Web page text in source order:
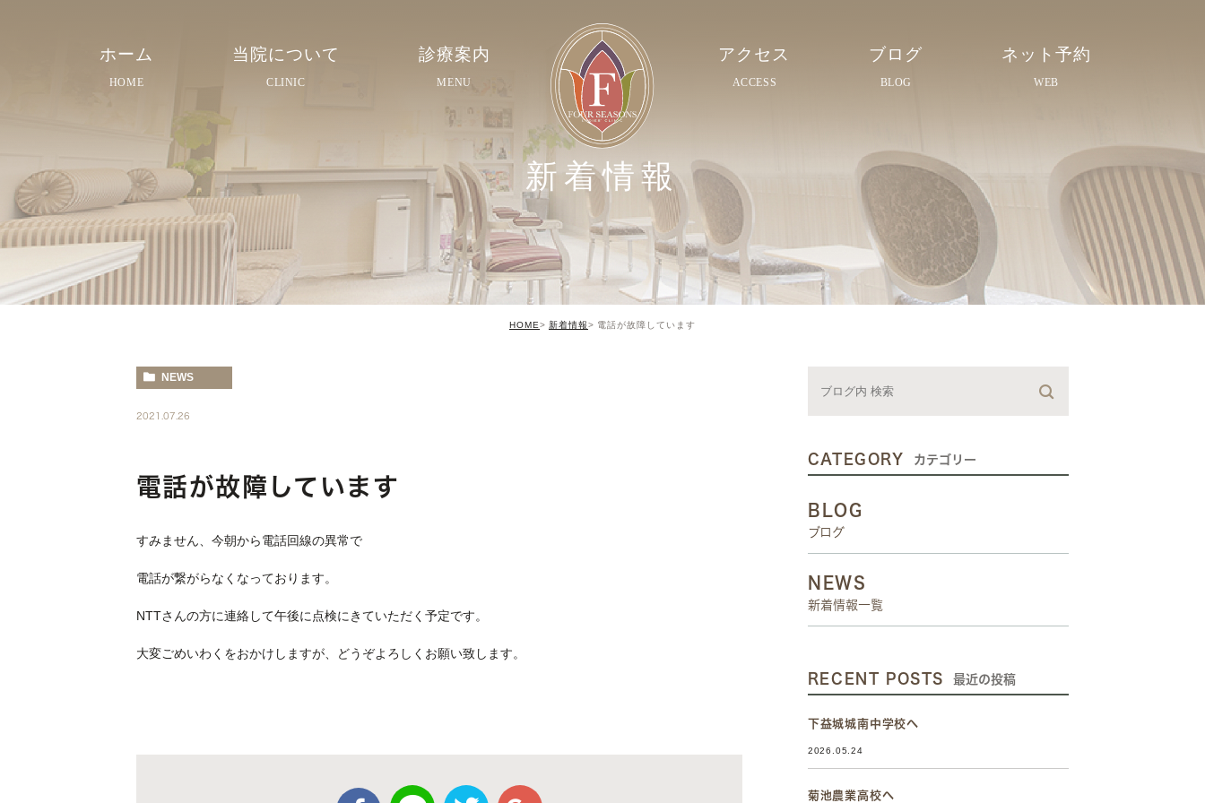
ホーム
HOME
当院について
CLINIC
院内紹介
スタッフ紹介
診療案内
MENU
アクセス
ACCESS
ブログ
BLOG
ネット予約
WEB
新着情報
HOME 新着情報 電話が故障しています
NEWS
2021.07.26
電話が故障しています
すみません、今朝から電話回線の異常で
電話が繋がらなくなっております。
NTTさんの方に連絡して午後に点検にきていただく予定です。
大変ごめいわくをおかけしますが、どうぞよろしくお願い致します。
CATEGORY カテゴリー
BLOG
ブログ
NEWS
新着情報一覧
RECENT POSTS 最近の投稿
下益城城南中学校へ
2026.05.24
菊池農業高校へ